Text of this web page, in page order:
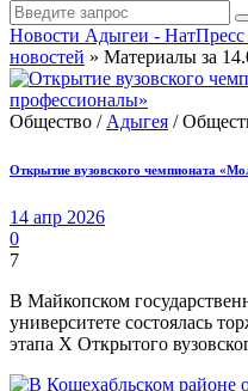
Новости Адыгеи - НатПресс
новостей » Материалы за
Общество / Адыгея /
Открытие вузовского чемпионата
14 апр 2026
0
7
В Майкопском
университете состоялась
этапа Х Открытого